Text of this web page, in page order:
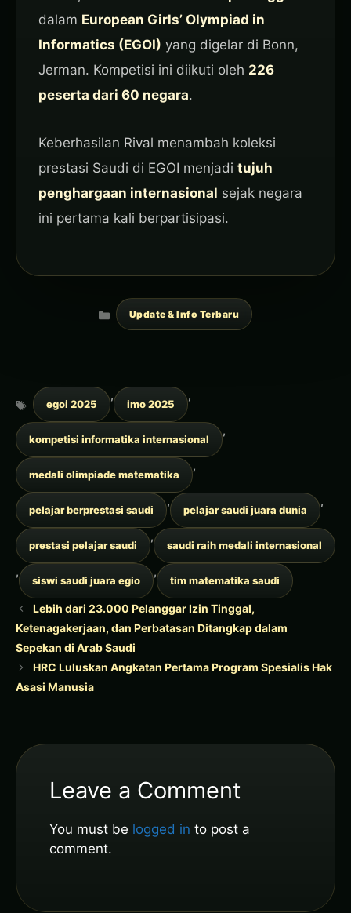
dalam European Girls’ Olympiad in
Informatics (EGOI) yang digelar di Bonn,
Jerman. Kompetisi ini diikuti oleh 226
peserta dari 60 negara.
Keberhasilan Rival menambah koleksi
prestasi Saudi di EGOI menjadi tujuh
penghargaan internasional sejak negara
ini pertama kali berpartisipasi.
Update & Info Terbaru
Tags
egoi 2025
,
imo 2025
,
kompetisi informatika internasional
,
medali olimpiade matematika
,
pelajar berprestasi saudi
,
pelajar saudi juara dunia
,
prestasi pelajar saudi
,
saudi raih medali internasional
,
siswi saudi juara egio
,
tim matematika saudi
Lebih dari 23.000 Pelanggar Izin Tinggal,
Ketenagakerjaan, dan Perbatasan Ditangkap dalam
Sepekan di Arab Saudi
HRC Luluskan Angkatan Pertama Program Spesialis Hak
Asasi Manusia
Leave a Comment
You must be logged in to post a
comment.